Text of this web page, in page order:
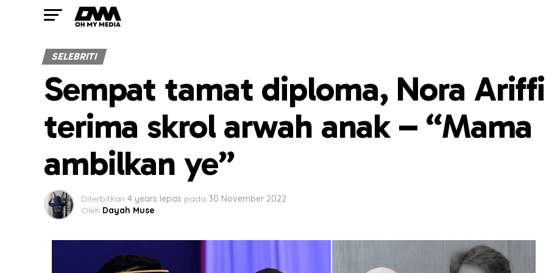
SELEBRITI
Sempat tamat diploma, Nora
terima skrol arwah anak – “Mama
ambilkan ye”
Diterbitkan 4 years lepas pada 30 November 2022
Oleh Dayah Muse